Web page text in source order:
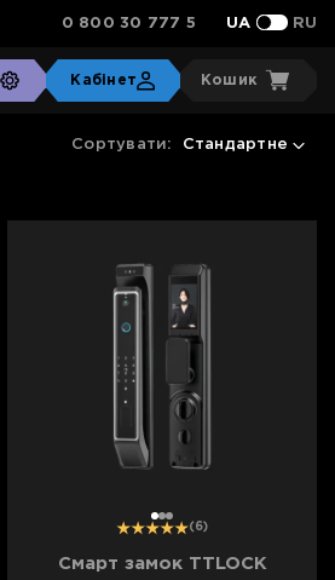
0 800 30 777 5 UA RU
Кабінет Кошик
Сортувати: Стандартне
12 3 (6)
Смарт замок TTLOCK